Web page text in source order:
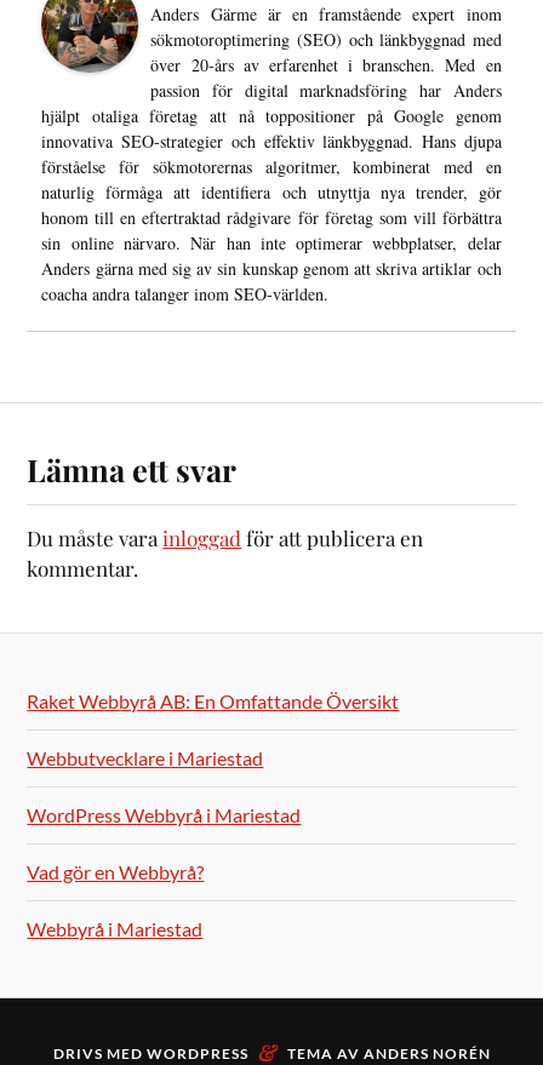
Anders Gärme är en framstående expert inom
sökmotoroptimering (SEO) och länkbyggnad med
över 20-års av erfarenhet i branschen. Med en
passion för digital marknadsföring har Anders
hjälpt otaliga företag att nå toppositioner på Google genom
innovativa SEO-strategier och effektiv länkbyggnad. Hans djupa
förståelse för sökmotorernas algoritmer, kombinerat med en
naturlig förmåga att identifiera och utnyttja nya trender, gör
honom till en eftertraktad rådgivare för företag som vill förbättra
sin online närvaro. När han inte optimerar webbplatser, delar
Anders gärna med sig av sin kunskap genom att skriva artiklar och
coacha andra talanger inom SEO-världen.
Lämna ett svar
Du måste varainloggad för att publicera en
kommentar.
Raket Webbyrå AB: En Omfattande Översikt
Webbutvecklare i Mariestad
WordPress Webbyrå i Mariestad
Vad gör en Webbyrå?
Webbyrå i Mariestad
DRIVS MED WORDPRESS & TEMA AV ANDERS NORÉN